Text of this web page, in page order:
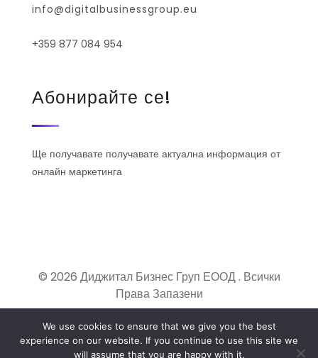
info@digitalbusinessgroup.eu
+359 877 084 954
Абонирайте се!
Ще получавате получавате актуална информация от
онлайн маркетинга
© 2026 Диджитал Бизнес Груп ЕООД . Всички
Права Запазени
We use cookies to ensure that we give you the best
experience on our website. If you continue to use this site we
will assume that you are happy with it.